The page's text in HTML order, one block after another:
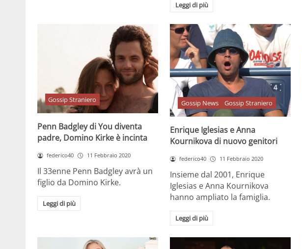
Leggi di più
Gossip Straniero
Penn Badgley di You diventa
padre, Domino Kirke è incinta
federico40 11 Febbraio 2020
Il 33enne Penn Badgley avrà un
figlio da Domino Kirke.
Leggi di più
Gossip News Gossip Straniero
Enrique Iglesias e Anna
Kournikova di nuovo genitori
federico40 11 Febbraio 2020
Insieme dal 2001, Enrique
Iglesias e Anna Kournikova
hanno ampliato la famiglia.
Leggi di più